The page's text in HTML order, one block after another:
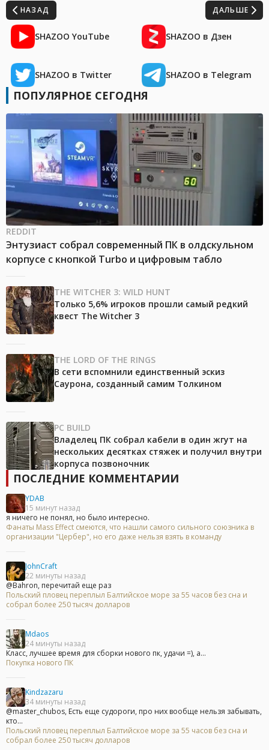
НАЗАД ДАЛЬШЕ
SHAZOO YouTube SHAZOO в Дзен
SHAZOO в Twitter SHAZOO в Telegram
ПОПУЛЯРНОЕ СЕГОДНЯ
REDDIT
Энтузиаст собрал современный ПК в олдскульном
корпусе с кнопкой Turbo и цифровым табло
THE WITCHER 3: WILD HUNT
Только 5,6% игроков прошли самый редкий
квест The Witcher 3
THE LORD OF THE RINGS
В сети вспомнили единственный эскиз
Саурона, созданный самим Толкином
PC BUILD
Владелец ПК собрал кабели в один жгут на
нескольких десятках стяжек и получил внутри
корпуса позвоночник
ПОСЛЕДНИЕ КОММЕНТАРИИ
YDAB
15 минут назад
я ничего не понял, но было интересно.
Фанаты Mass Effect смеются, что нашли самого сильного союзника в
организации "Цербер", но его даже нельзя взять в команду
JohnCraft
22 минуты назад
@Bahron, перечитай еще раз
Польский пловец переплыл Балтийское море за 55 часов без сна и
собрал более 250 тысяч долларов
Mdaos
24 минуты назад
Класс, лучшее время для сборки нового пк, удачи =), а...
Покупка нового ПК
Kindzazaru
34 минуты назад
@master_chubos, Есть еще судороги, про них вообще нельзя забывать,
кто...
Польский пловец переплыл Балтийское море за 55 часов без сна и
собрал более 250 тысяч долларов